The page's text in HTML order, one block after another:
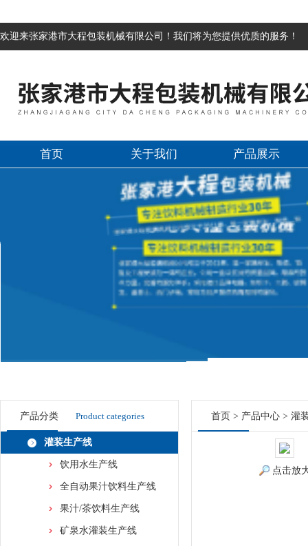
欢迎来张家港市大程包装机械有限公司！我们将为您提供优质的服务！
首页 关于我们 产品展示
产品分类 Product categories
灌装生产线
饮用水生产线
全自动果汁饮料生产线
果汁/茶饮料生产线
矿泉水灌装生产线
首页 > 产品中心 > 灌
点击放